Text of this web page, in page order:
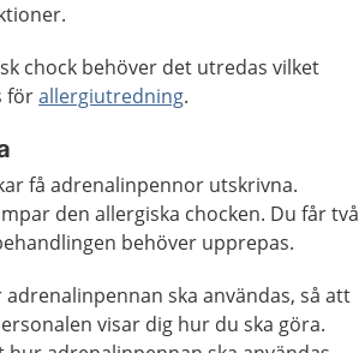
chock behöver det utredas vilket
förallergiutredning.
få adrenalinpennor utskrivna.
den allergiska chocken. Du får två
behöver upprepas.
ska användas, så att
visar dig hur du ska göra.